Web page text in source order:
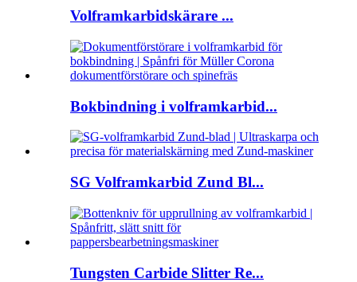
Volframkarbidskärare ...
Bokbindning i volframkarbid...
SG Volframkarbid Zund Bl...
Tungsten Carbide Slitter Re...